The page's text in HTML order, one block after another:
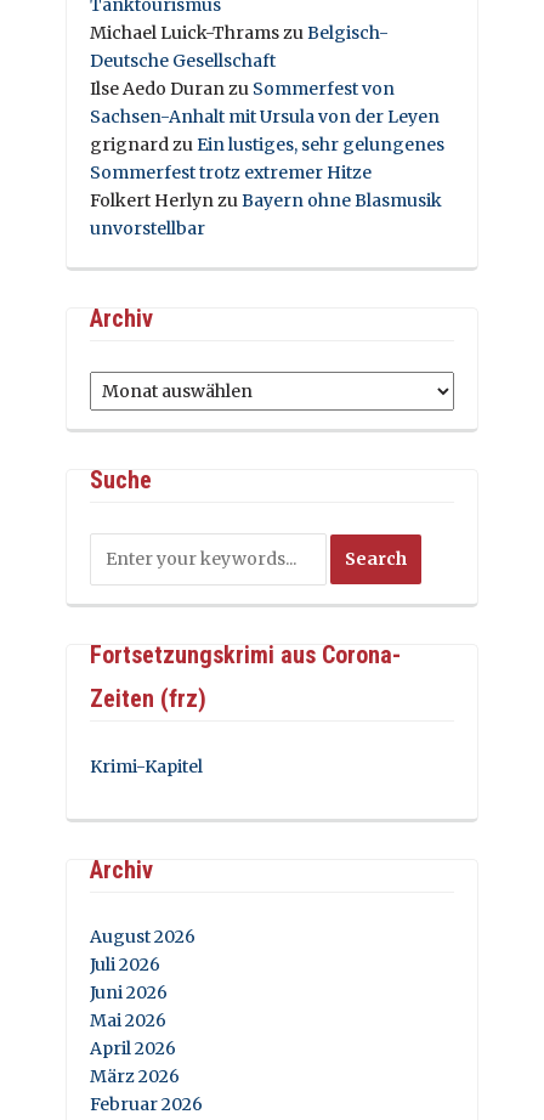
Tanktourismus
Michael Luick-ThramszuBelgisch-
Deutsche Gesellschaft
Ilse Aedo Duranzu Sommerfest von
Sachsen-Anhalt mit Ursula von der Leyen
grignardzuEin lustiges, sehr gelungenes
Sommerfest trotz extremer Hitze
Folkert HerlynzuBayern ohne Blasmusik
unvorstellbar
Archiv
Archiv
Suche
Fortsetzungskrimi aus Corona-
Zeiten (frz)
Krimi-Kapitel
Archiv
August 2026
Juli 2026
Juni 2026
Mai 2026
April 2026
März 2026
Februar 2026